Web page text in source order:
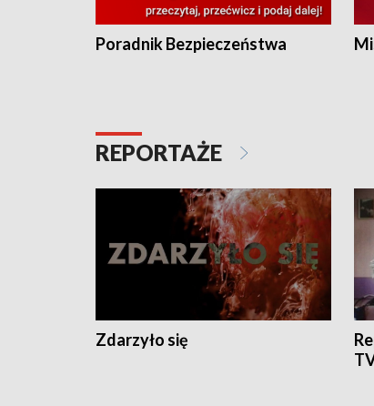
Poradnik Bezpieczeństwa
REPORTAŻE
Zdarzyło się